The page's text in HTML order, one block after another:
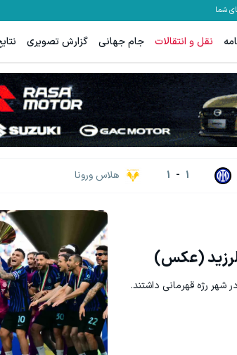
شما
نقل و انتقالات جام جهانی گزارش تصویری
1
-
1 هلاس ورونا
لرزید (عکس)
شهر رژه قهرمانی داشتند.
ترید EURUSD با اسپرد از صفر پیپ
میدونستی میتونی از